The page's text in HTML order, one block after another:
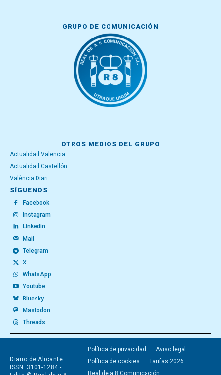
GRUPO DE COMUNICACIÓN
OTROS MEDIOS DEL GRUPO
Actualidad Valencia
Actualidad Castellón
València Diari
SÍGUENOS
Facebook
Instagram
Linkedin
Mail
Telegram
X
WhatsApp
Youtube
Bluesky
Mastodon
Threads
Diario de Alicante
ISSN: 3101-1284 -
Política de privacidad
Aviso legal
Política de cookies
Tarifas 2026
Real de a 8 Comunicación